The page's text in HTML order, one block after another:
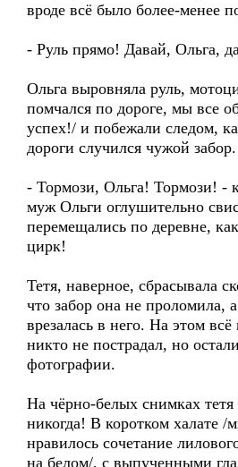
вроде всё было более-менее
- Руль прямо! Давай, Ольга,
Ольга выровняла руль,
помчался по дороге, мы все
успех!/ и побежали следом,
дороги случился чужой забор.
- Тормози, Ольга! Тормози! -
муж Ольги оглушительно
перемещались по деревне,
цирк!
Тетя, наверное, сбрасывала
что забор она не проломила,
врезалась в него. На этом всё
никто не пострадал, но
фотографии.
На чёрно-белых снимках
никогда! В коротком халате /
нравилось сочетание
на белом/, с выпученными